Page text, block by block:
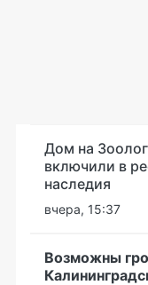
Дом на
включили в
наследия
вчера, 15:37
Возможны